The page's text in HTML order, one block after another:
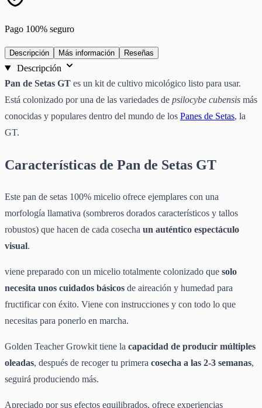
Pago 100% seguro
Descripción Más información Reseñas
Descripción
Pan de Setas GT es un kit de cultivo micológico listo para usar.
Está colonizado por una de las variedades de psilocybe cubensis más
conocidas y populares dentro del mundo de los Panes de Setas, la
GT.
Características de Pan de Setas GT
Este pan de setas 100% micelio ofrece ejemplares con una
morfología llamativa (sombreros dorados característicos y tallos
robustos) que hacen de cada cosecha un auténtico espectáculo
visual.
viene preparado con un micelio totalmente colonizado que solo
necesita unos cuidados básicos de aireación y humedad para
fructificar con éxito. Viene con instrucciones y con todo lo que
necesitas para ponerlo en marcha.
Golden Teacher Growkit tiene la capacidad de producir múltiples
oleadas, después de recoger tu primera cosecha a las 2-3 semanas,
seguirá produciendo más.
Apreciado por sus efectos equilibrados, ofrece experiencias